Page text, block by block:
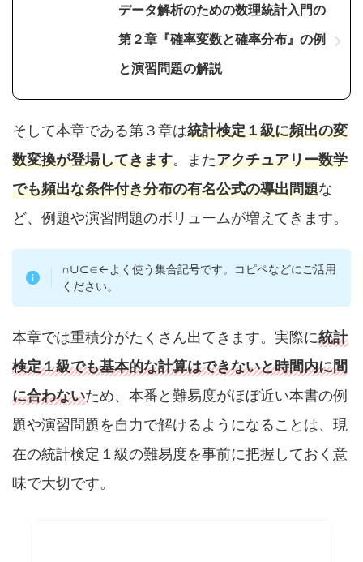
データ解析のための数理統計入門の
第２章『確率変数と確率分布』の例
と演習問題の解説
そして本章である第３章は統計検定１級に頻出の変
数変換が登場してきます。またアクチュアリー数学
でも頻出な条件付き分布の有名公式の導出問題な
ど、例題や演習問題のボリュームが増えてきます。
∩∪⊂∈←よく使う集合記号です。コピペなどにご活用
ください。
本章では重積分がたくさん出てきます。実際に統計
検定１級でも基本的な計算はできないと時間内に間
に合わないため、本番と難易度がほぼ近い本書の例
題や演習問題を自力で解けるようになることは、現
在の統計検定１級の難易度を事前に把握しておく意
味で大切です。